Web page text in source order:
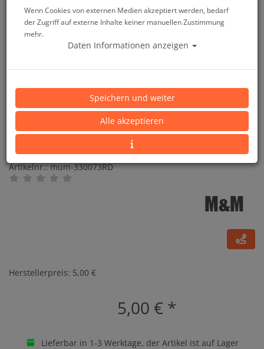
M&M Octopushalter Ring mit Karabiner - Rot
Artikelnr.: mum-330073RD
Herstellerpreis: 5,00 €
5,00 € *
Lieferbar in 1-3 Werktage, der Artikel ist auf Lager
Wenn Cookies von externen Medien akzeptiert werden, bedarf
der Zugriff auf externe Inhalte keiner manuellen Zustimmung
mehr.
Daten Informationen anzeigen
Speichern und weiter
Alle akzeptieren